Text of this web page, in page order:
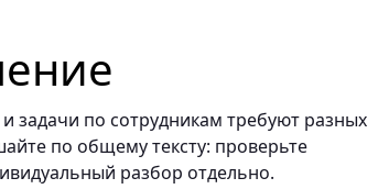
задачи по сотрудникам требуют разных
по общему тексту: проверьте
разбор отдельно.